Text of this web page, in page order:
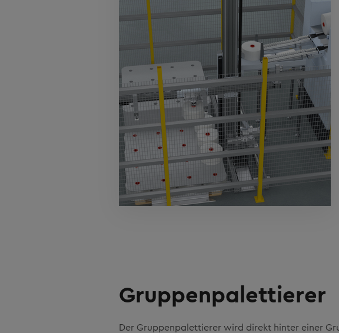
Gruppenpalettierer
Der Gruppenpalettierer wird direkt hinter einer